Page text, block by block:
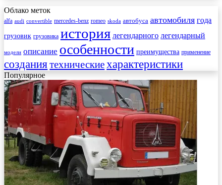
Облако меток
alfa audi convertible mercedes-benz romeo skoda автобуса автомобиля года
грузовик грузовика история легендарного легендарный
модели описание особенности преимущества применение
создания техническиехарактеристики
Популярное